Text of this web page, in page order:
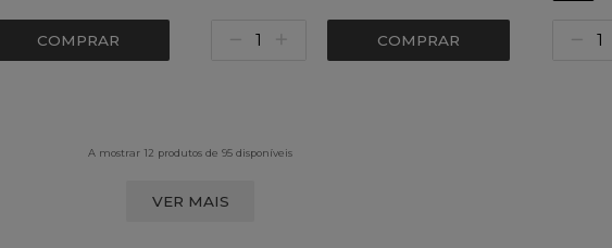
COMPRAR COMPRAR
A mostrar 12 produtos de 95 disponíveis
VER MAIS